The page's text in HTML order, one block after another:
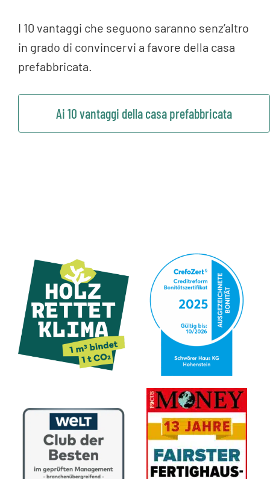
I 10 vantaggi che seguono saranno senz’altro
in grado di convincervi a favore della casa
prefabbricata.
Ai 10 vantaggi della casa prefabbricata